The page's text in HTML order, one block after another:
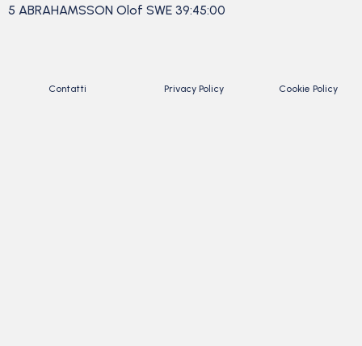
5 ABRAHAMSSON Olof SWE 39:45:00
Contatti Privacy Policy Cookie Policy